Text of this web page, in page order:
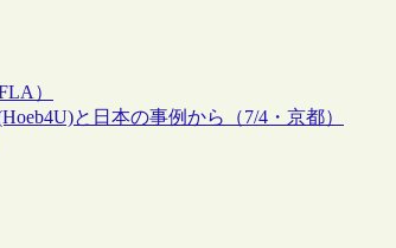
）
と日本の事例から（7/4・京都）